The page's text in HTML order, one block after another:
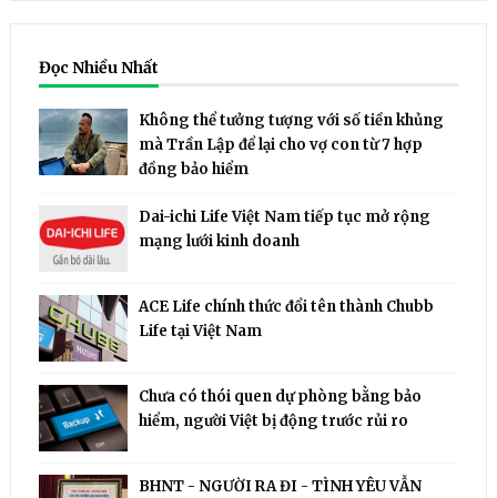
Đọc Nhiều Nhất
Không thể tưởng tượng với số tiền khủng
mà Trần Lập để lại cho vợ con từ 7 hợp
đồng bảo hiểm
Dai-ichi Life Việt Nam tiếp tục mở rộng
mạng lưới kinh doanh
ACE Life chính thức đổi tên thành Chubb
Life tại Việt Nam
Chưa có thói quen dự phòng bằng bảo
hiểm, người Việt bị động trước rủi ro
BHNT - NGƯỜI RA ĐI - TÌNH YÊU VẪN